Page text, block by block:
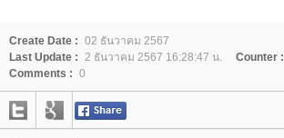
Create Date : 02 ธันวาคม 2567
Last Update :
2 ธันวาคม 2567 16:28:47 น. Counter :
Comments : 0